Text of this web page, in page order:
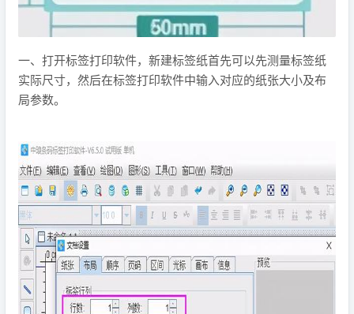
一、打开标签打印软件，新建标签纸首先可以先测量标签纸
实际尺寸，然后在标签打印软件中输入对应的纸张大小及布
局参数。